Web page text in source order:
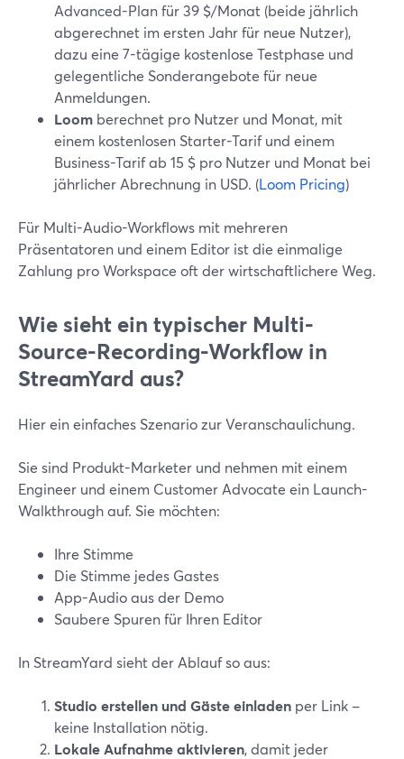
Advanced-Plan für 39 $/Monat (beide jährlich
abgerechnet im ersten Jahr für neue Nutzer),
dazu eine 7-tägige kostenlose Testphase und
gelegentliche Sonderangebote für neue
Anmeldungen.
Loom berechnet pro Nutzer und Monat, mit
einem kostenlosen Starter-Tarif und einem
Business-Tarif ab 15 $ pro Nutzer und Monat bei
jährlicher Abrechnung in USD. (Loom Pricing)
Für Multi-Audio-Workflows mit mehreren
Präsentatoren und einem Editor ist die einmalige
Zahlung pro Workspace oft der wirtschaftlichere Weg.
Wie sieht ein typischer Multi-
Source-Recording-Workflow in
StreamYard aus?
Hier ein einfaches Szenario zur Veranschaulichung.
Sie sind Produkt-Marketer und nehmen mit einem
Engineer und einem Customer Advocate ein Launch-
Walkthrough auf. Sie möchten:
Ihre Stimme
Die Stimme jedes Gastes
App-Audio aus der Demo
Saubere Spuren für Ihren Editor
In StreamYard sieht der Ablauf so aus:
Studio erstellen und Gäste einladen per Link –
keine Installation nötig.
Lokale Aufnahme aktivieren, damit jeder